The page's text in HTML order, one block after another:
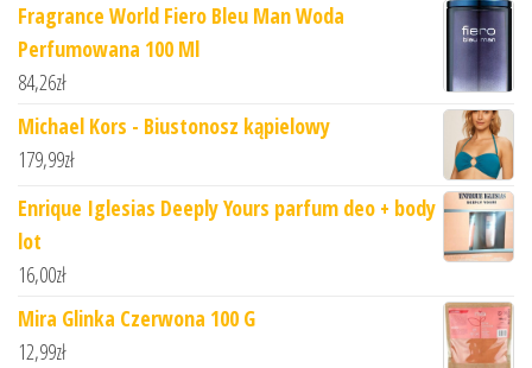
Fragrance World Fiero Bleu Man Woda
Perfumowana 100 Ml
84,26zł
Michael Kors - Biustonosz kąpielowy
179,99zł
Enrique Iglesias Deeply Yours parfum deo + body
lot
16,00zł
Mira Glinka Czerwona 100 G
12,99zł